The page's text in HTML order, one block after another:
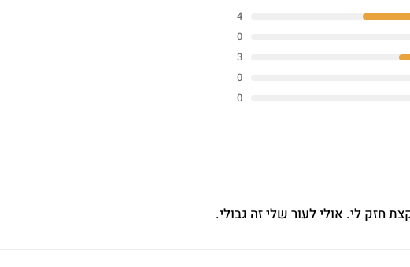
4
0
3
0
0
חזק לי. אולי לעור שלי זה גבולי.